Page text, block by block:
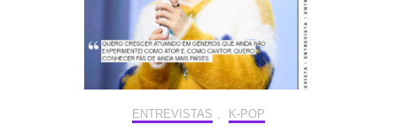
ENTREVISTAS , K-POP